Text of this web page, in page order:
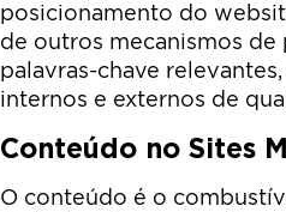
posicionamento do
de outros mecanismos de
palavras-chave
internos e externos de
Conteúdo no Sites
O conteúdo é o